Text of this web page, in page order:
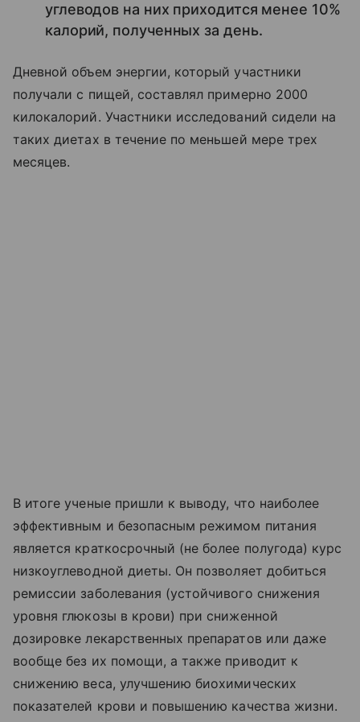
углеводов на них приходится менее 10%
калорий, полученных за день.
Дневной объем энергии, который участники
получали с пищей, составлял примерно 2000
килокалорий. Участники исследований сидели на
таких диетах в течение по меньшей мере трех
месяцев.
В итоге ученые пришли к выводу, что наиболее
эффективным и безопасным режимом питания
является краткосрочный (не более полугода) курс
низкоуглеводной диеты. Он позволяет добиться
ремиссии заболевания (устойчивого снижения
уровня глюкозы в крови) при сниженной
дозировке лекарственных препаратов или даже
вообще без их помощи, а также приводит к
снижению веса, улучшению биохимических
показателей крови и повышению качества жизни.